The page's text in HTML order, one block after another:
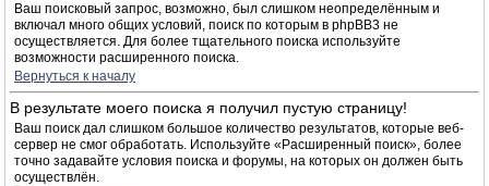
Ваш поисковый запрос, возможно, был слишком неопределённым и
включал много общих условий, поиск по которым в phpBB3 не
осуществляется. Для более тщательного поиска используйте
возможности расширенного поиска.
Вернуться к началу
В результате моего поиска я получил пустую страницу!
Ваш поиск дал слишком большое количество результатов, которые веб-
сервер не смог обработать. Используйте «Расширенный поиск», более
точно задавайте условия поиска и форумы, на которых он должен быть
осуществлён.